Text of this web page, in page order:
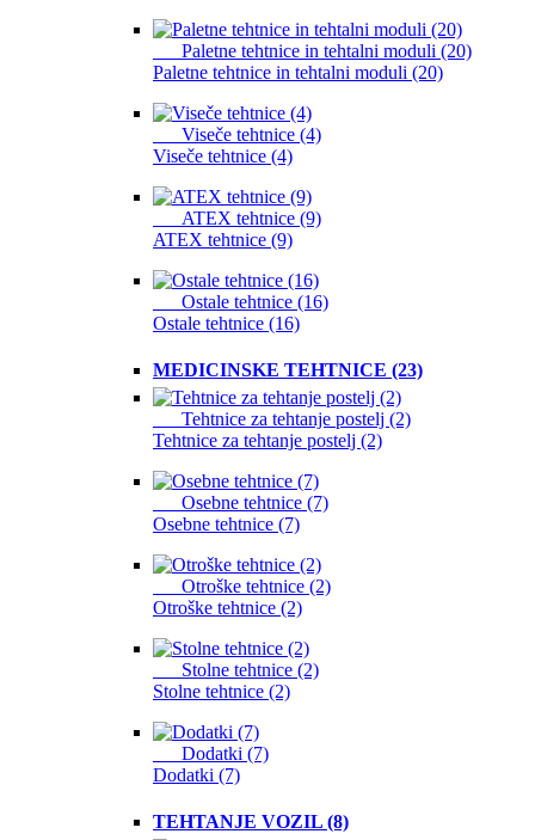
Paletne tehtnice in tehtalni moduli (20)
Paletne tehtnice in tehtalni moduli (20)
Viseče tehtnice (4)
Viseče tehtnice (4)
ATEX tehtnice (9)
ATEX tehtnice (9)
Ostale tehtnice (16)
Ostale tehtnice (16)
MEDICINSKE TEHTNICE (23)
Tehtnice za tehtanje postelj (2)
Tehtnice za tehtanje postelj (2)
Osebne tehtnice (7)
Osebne tehtnice (7)
Otroške tehtnice (2)
Otroške tehtnice (2)
Stolne tehtnice (2)
Stolne tehtnice (2)
Dodatki (7)
Dodatki (7)
TEHTANJE VOZIL (8)